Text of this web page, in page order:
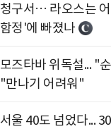
청구서… 라오스는
함정'에 빠졌나
모즈타바 위독설... "
"만나기 어려워"
서울 40도 넘었다...